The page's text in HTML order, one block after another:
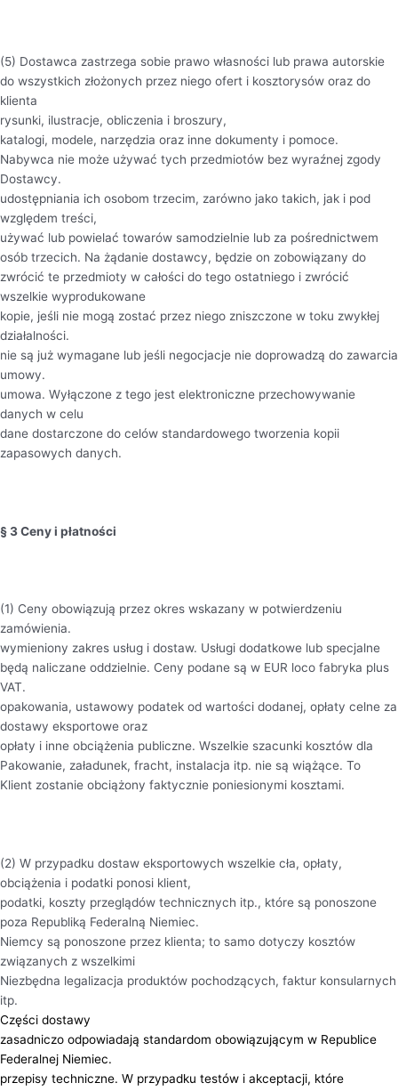
(5) Dostawca zastrzega sobie prawo własności lub prawa autorskie
do wszystkich złożonych przez niego ofert i kosztorysów oraz do
klienta
rysunki, ilustracje, obliczenia i broszury,
katalogi, modele, narzędzia oraz inne dokumenty i pomoce.
Nabywca nie może używać tych przedmiotów bez wyraźnej zgody
Dostawcy.
udostępniania ich osobom trzecim, zarówno jako takich, jak i pod
względem treści,
używać lub powielać towarów samodzielnie lub za pośrednictwem
osób trzecich. Na żądanie dostawcy, będzie on zobowiązany do
zwrócić te przedmioty w całości do tego ostatniego i zwrócić
wszelkie wyprodukowane
kopie, jeśli nie mogą zostać przez niego zniszczone w toku zwykłej
działalności.
nie są już wymagane lub jeśli negocjacje nie doprowadzą do zawarcia
umowy.
umowa. Wyłączone z tego jest elektroniczne przechowywanie
danych w celu
dane dostarczone do celów standardowego tworzenia kopii
zapasowych danych.
§ 3 Ceny i płatności
(1) Ceny obowiązują przez okres wskazany w potwierdzeniu
zamówienia.
wymieniony zakres usług i dostaw. Usługi dodatkowe lub specjalne
będą naliczane oddzielnie. Ceny podane są w EUR loco fabryka plus
VAT.
opakowania, ustawowy podatek od wartości dodanej, opłaty celne za
dostawy eksportowe oraz
opłaty i inne obciążenia publiczne. Wszelkie szacunki kosztów dla
Pakowanie, załadunek, fracht, instalacja itp. nie są wiążące. To
Klient zostanie obciążony faktycznie poniesionymi kosztami.
(2) W przypadku dostaw eksportowych wszelkie cła, opłaty,
obciążenia i podatki ponosi klient,
podatki, koszty przeglądów technicznych itp., które są ponoszone
poza Republiką Federalną Niemiec.
Niemcy są ponoszone przez klienta; to samo dotyczy kosztów
związanych z wszelkimi
Niezbędna legalizacja produktów pochodzących, faktur konsularnych
itp.
Części dostawy
zasadniczo odpowiadają standardom obowiązującym w Republice
Federalnej Niemiec.
przepisy techniczne. W przypadku testów i akceptacji, które